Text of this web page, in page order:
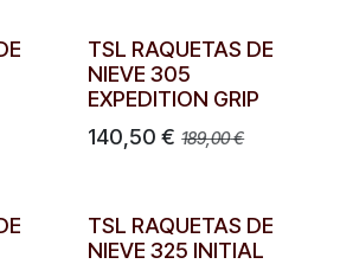
TSL RAQUETAS DE
NIEVE 305
EXPEDITION GRIP
140,50 € 189,00€
TSL RAQUETAS DE
NIEVE 325 INITIAL